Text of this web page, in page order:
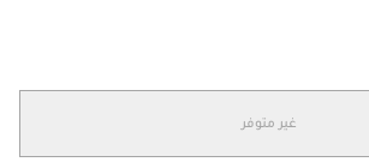
غير متوفر